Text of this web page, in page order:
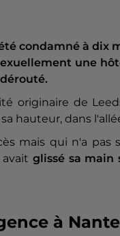
condamné à dix
une
originaire de
hauteur, dans
mais qui n'a
glissé sa main
à